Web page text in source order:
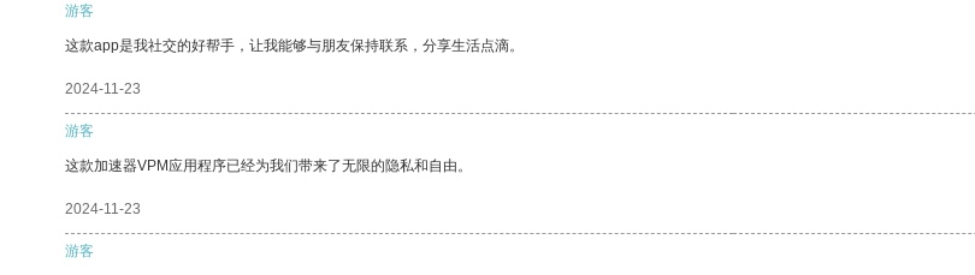
游客
这款app是我社交的好帮手，让我能够与朋友保持联系，分享生活点滴。
2024-11-23
游客
这款加速器VPM应用程序已经为我们带来了无限的隐私和自由。
2024-11-23
游客